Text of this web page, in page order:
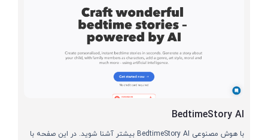
BedtimeStory AI
با هوش مصنوعی BedtimeStory AI بیشتر آشنا شوید. در این صفحه با